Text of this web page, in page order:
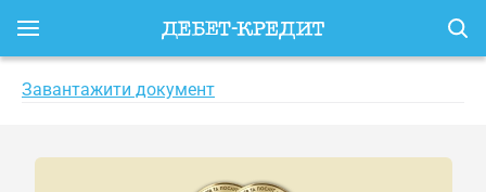
Завантажити документ